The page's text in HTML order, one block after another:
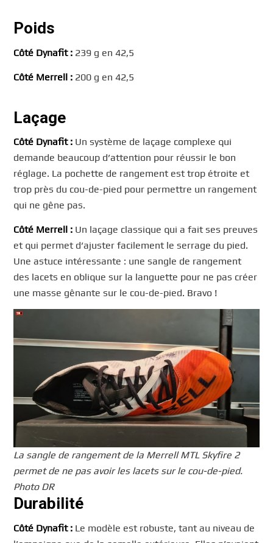
Poids
Côté Dynafit : 239 g en 42,5
Côté Merrell : 200 g en 42,5
Laçage
Côté Dynafit : Un système de laçage complexe qui
demande beaucoup d’attention pour réussir le bon
réglage. La pochette de rangement est trop étroite et
trop près du cou-de-pied pour permettre un rangement
qui ne gêne pas.
Côté Merrell : Un laçage classique qui a fait ses preuves
et qui permet d’ajuster facilement le serrage du pied.
Une astuce intéressante : une sangle de rangement
des lacets en oblique sur la languette pour ne pas créer
une masse gênante sur le cou-de-pied. Bravo !
La sangle de rangement de la Merrell MTL Skyfire 2
permet de ne pas avoir les lacets sur le cou-de-pied.
Photo DR
Durabilité
Côté Dynafit : Le modèle est robuste, tant au niveau de